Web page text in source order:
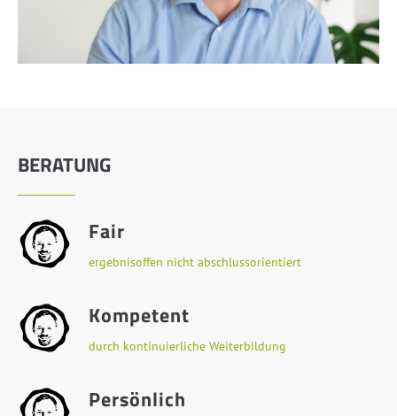
BERATUNG
Fair
ergebnisoffen nicht abschlussorientiert
Kompetent
durch kontinuierliche Weiterbildung
Persönlich